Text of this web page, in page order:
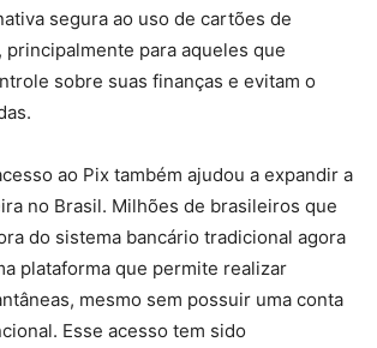
segura ao uso de cartões de
para aqueles que
sobre suas finanças e evitam o
ao Pix também ajudou a expandir a
no Brasil. Milhões de brasileiros que
do sistema bancário tradicional agora
plataforma que permite realizar
mesmo sem possuir uma conta
Esse acesso tem sido